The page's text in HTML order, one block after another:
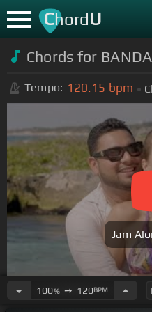
ChordU
Chords for
Tempo: 120.15 bpm
Jam
100%➙ 120BPM